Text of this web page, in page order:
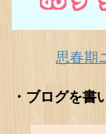
思春期
・ブログを書